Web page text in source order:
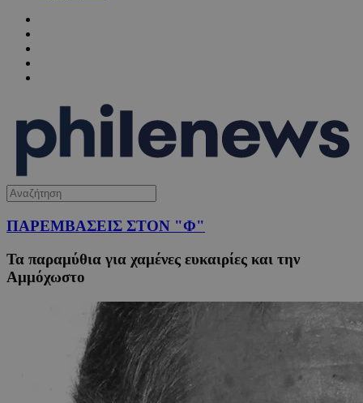
ΠΑΡΕΜΒΑΣΕΙΣ ΣΤΟΝ "Φ"
Τα παραμύθια για χαμένες ευκαιρίες και την
Αμμόχωστο